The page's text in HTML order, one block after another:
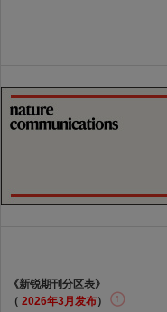
《新锐期刊分区表》
（ 2026年3月发布）